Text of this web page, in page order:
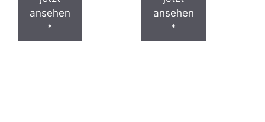
ansehen
*
ansehen
*